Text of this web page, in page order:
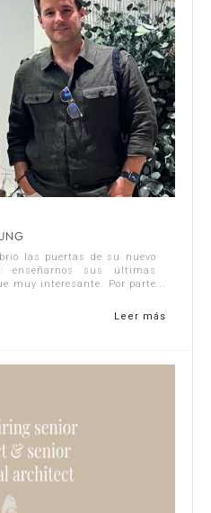
las puertas de su nuevo
enseñarnos sus últimas
muy interesante. Por parte
Leer más